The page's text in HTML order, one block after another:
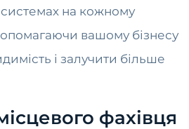
на кожному
вашому бізнесу
і залучити більше
фахівця